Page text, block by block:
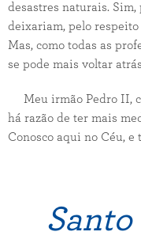
desastres naturais.
deixariam, pelo respeito
Mas, como todas as
se pode mais voltar
Meu irmão Pedro II,
há razão de ter mais
Conosco aqui no Céu,